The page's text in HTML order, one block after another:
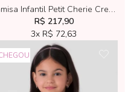
Camisa Infantil Petit Cherie Creme Com Maxi Laço
R$ 217,90
3x R$ 72,63